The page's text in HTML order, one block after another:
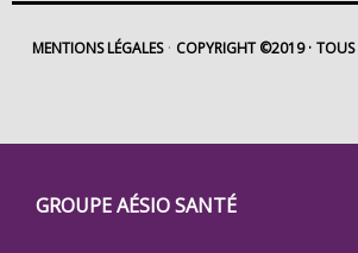
Groupe
GROUPE AÉSIO SANTÉ
MENTIONS LÉGALES COPYRIGHT ©2019 TOUS